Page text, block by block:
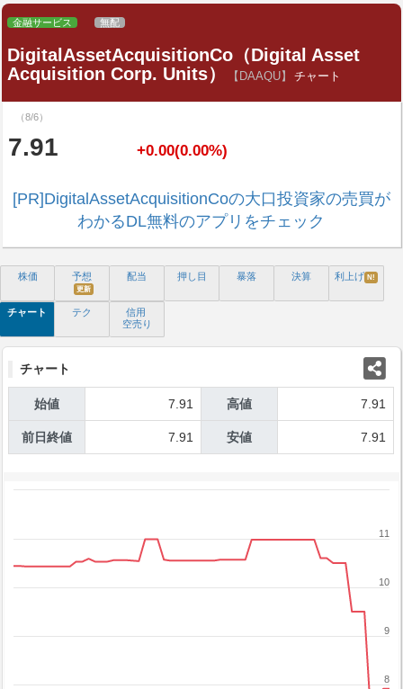
金融サービス 無配
DigitalAssetAcquisitionCo（Digital Asset
Acquisition Corp. Units）
【DAAQU】 チャート
（8/6）
7.91 +0.00(0.00%)
[PR]DigitalAssetAcquisitionCoの大口投資家の売買が
わかるDL無料のアプリをチェック
株価 予想
更新
配当 押し目 暴落 決算 利上げ N!
チャート テク
信用
空売り
チャート
始値 7.91 高値 7.91
前日終値 7.91 安値 7.91
8
9
10
11